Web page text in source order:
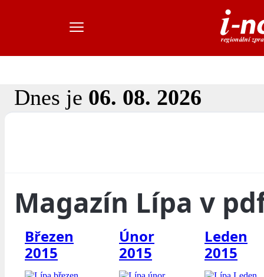
Dnes je 06. 08. 2026
Magazín Lípa v
Březen
2015
Únor
2015
Leden
2015